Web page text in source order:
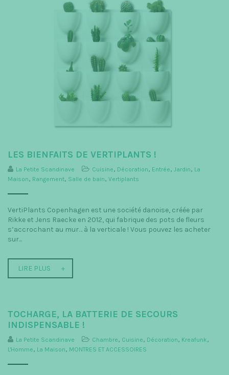
LES BIENFAITS DE VERTIPLANTS !
La Petite Scandinave Cuisine, Décoration, Entrée, Jardin, La
Maison, Rangement, Salle de bain, Vertiplants
VertiPlants Copenhagen est une société danoise, créée par
Rikke et Jens Raecke en 2012, qui fabrique des pots de fleurs
s’accrochant au mur… à la verticale ! Vous pouvez les acheter
sur...
LIRE PLUS
TOCHARGE, LA BATTERIE DE SECOURS
INDISPENSABLE !
La Petite Scandinave Chambre, Cuisine, Décoration, Kreafunk,
L'Homme, La Maison, MONTRES ET ACCESSOIRES